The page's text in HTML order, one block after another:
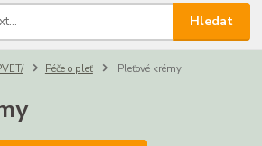
Hledat
Péče o pleť Pleťové krémy